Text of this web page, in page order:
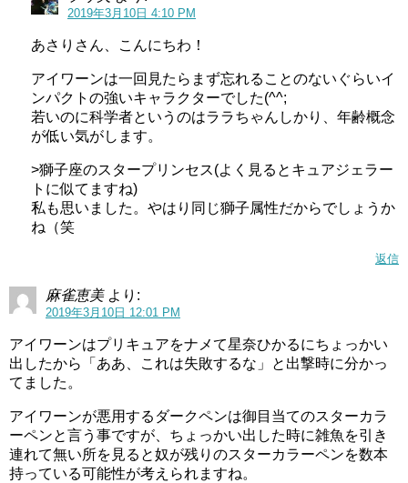
そして3/16にはいよいよプリキュアミラクルユニバースが
EDはそれに合わせて主題歌+CGダンスでしたね～
相も変わらぬクオリティに期待できそうね～
関連記事
関連記事
ということで来週はみんなで宇宙船の修理！
どうやって修理するのか気になるところですが、再来週の
第8話では「ケンネル星」という惑星に飛び立つ予定ですの
で、どうにかして修理するんでしょうね。
どのような感じで直していくのか興味がありますね（＾＾
関連記事 スタートゥインクルプリキュア(スタプリ)第14話感想ネタバレとうまの葛藤…天宮家は他の家族と違う
2019年3月10日 4:10 PM
あさりさん、こんにちわ！
アイワーンは一回見たらまず忘れることのないぐらいイ
ンパクトの強いキャラクターでした(^^;
若いのに科学者というのはララちゃんしかり、年齢概念
が低い気がします。
>獅子座のスタープリンセス(よく見るとキュアジェラー
トに似てますね)
私も思いました。やはり同じ獅子属性だからでしょうか
ね（笑
返信
麻雀恵美 より:
2019年3月10日 12:01 PM
アイワーンはプリキュアをナメて星奈ひかるにちょっかい
出したから「ああ、これは失敗するな」と出撃時に分かっ
てました。
アイワーンが悪用するダークペンは御目当てのスターカラ
ーペンと言う事ですが、ちょっかい出した時に雑魚を引き
連れて無い所を見ると奴が残りのスターカラーペンを数本
持っている可能性が考えられますね。